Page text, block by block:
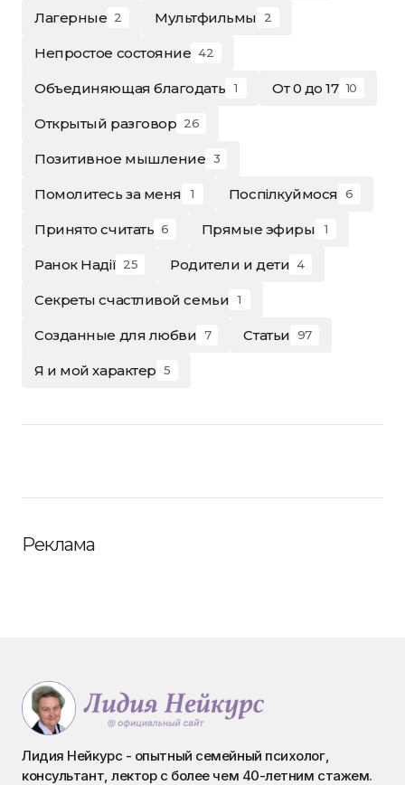
Лагерные 2 Мультфильмы 2
Непростое состояние 42
Объединяющая благодать 1 От 0 до 17 10
Открытый разговор 26
Позитивное мышление 3
Помолитесь за меня 1 Поспілкуймося 6
Принято считать 6 Прямые эфиры 1
Ранок Надії 25 Родители и дети 4
Секреты счастливой семьи 1
Созданные для любви 7 Статьи 97
Я и мой характер 5
Реклама
Лидия Нейкурс - опытный семейный психолог,
консультант, лектор с более чем 40-летним стажем.